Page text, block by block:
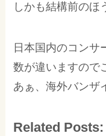
しかも結構前のほ
日本国内のコンサ
数が違いますので
あぁ、海外バンザ
Related Posts: